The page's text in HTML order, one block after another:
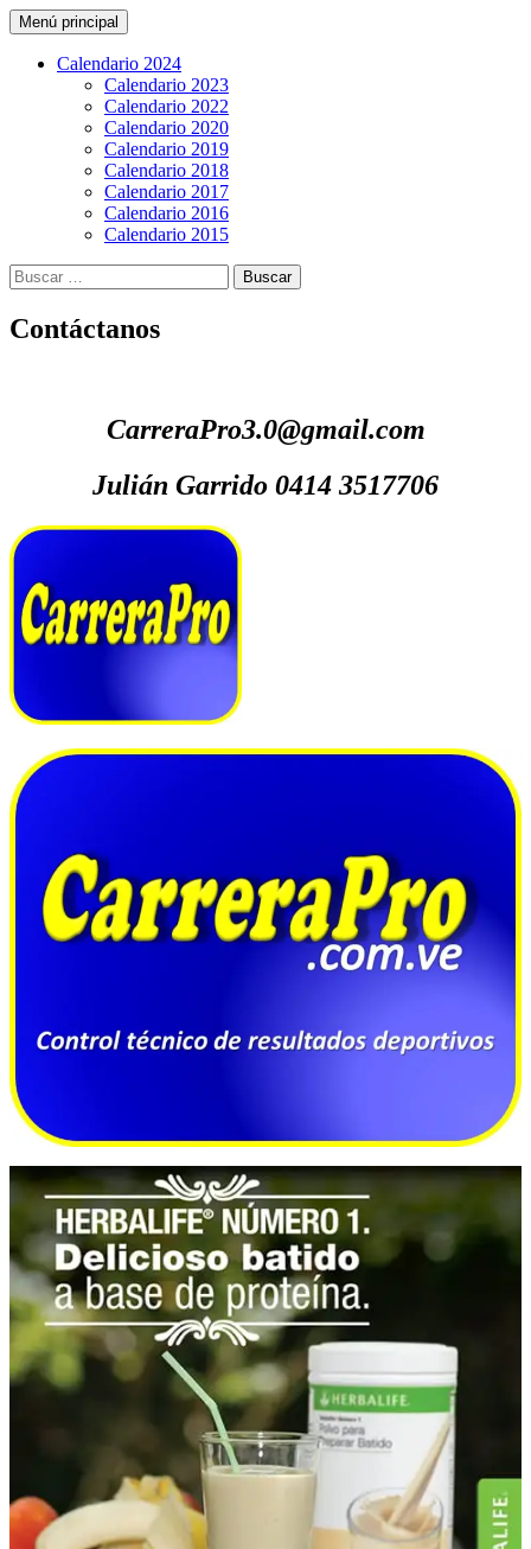
CarreraPro Venezuela
Buscar
Menú principal Saltar
al
contenido
Calendario 2024
Calendario 2023
Calendario 2022
Calendario 2020
Calendario 2019
Calendario 2018
Calendario 2017
Calendario 2016
Calendario 2015
Buscar:
Contáctanos
CarreraPro3.0@gmail.com
Julián Garrido 0414 3517706